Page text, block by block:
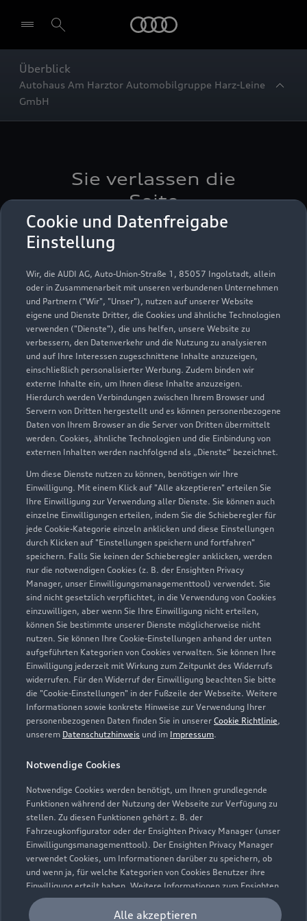
Cookie und Datenfreigabe
Einstellung
Wir, die AUDI AG, Auto-Union-Straße 1, 85057 Ingolstadt, allein
oder in Zusammenarbeit mit unseren verbundenen Unternehmen
und Partnern ("Wir", "Unser"), nutzen auf unserer Website
eigene und Dienste Dritter, die Cookies und ähnliche Technologien
verwenden ("Dienste"), die uns helfen, unsere Website zu
verbessern, den Datenverkehr und die Nutzung zu analysieren
und auf Ihre Interessen zugeschnittene Inhalte anzuzeigen,
einschließlich personalisierter Werbung. Zudem binden wir
externe Inhalte ein, um Ihnen diese Inhalte anzuzeigen.
Hierdurch werden Verbindungen zwischen Ihrem Browser und
Servern von Dritten hergestellt und es können personenbezogene
Daten von Ihrem Browser an die Server von Dritten übermittelt
werden. Cookies, ähnliche Technologien und die Einbindung von
externen Inhalten werden nachfolgend als „Dienste“ bezeichnet.
Um diese Dienste nutzen zu können, benötigen wir Ihre
Einwilligung. Mit einem Klick auf "Alle akzeptieren" erteilen Sie
Ihre Einwilligung zur Verwendung aller Dienste. Sie können auch
einzelne Einwilligungen erteilen, indem Sie die Schieberegler für
jede Cookie-Kategorie einzeln anklicken und diese Einstellungen
durch Klicken auf "Einstellungen speichern und fortfahren"
speichern. Falls Sie keinen der Schieberegler anklicken, werden
nur die notwendigen Cookies (z. B. der Ensighten Privacy
Manager, unser Einwilligungsmanagementtool) verwendet. Sie
sind nicht gesetzlich verpflichtet, in die Verwendung von Cookies
einzuwilligen, aber wenn Sie Ihre Einwilligung nicht erteilen,
können Sie bestimmte unserer Dienste möglicherweise nicht
nutzen. Sie können Ihre Cookie-Einstellungen anhand der unten
aufgeführten Kategorien von Cookies verwalten. Sie können Ihre
Einwilligung jederzeit mit Wirkung zum Zeitpunkt des Widerrufs
widerrufen. Für den Widerruf der Einwilligung beachten Sie bitte
die "Cookie-Einstellungen" in der Fußzeile der Webseite. Weitere
Informationen sowie konkrete Hinweise zur Verwendung Ihrer
personenbezogenen Daten finden Sie in unserer Cookie Richtlinie,
unserem Datenschutzhinweis und im Impressum.
Notwendige Cookies
Notwendige Cookies werden benötigt, um Ihnen grundlegende
Funktionen während der Nutzung der Webseite zur Verfügung zu
stellen. Zu diesen Funktionen gehört z. B. der
Fahrzeugkonfigurator oder der Ensighten Privacy Manager (unser
Einwilligungsmanagementtool). Der Ensighten Privacy Manager
verwendet Cookies, um Informationen darüber zu speichern, ob
und wenn ja, für welche Kategorien von Cookies Benutzer ihre
Einwilligung erteilt haben. Weitere Informationen zum Ensighten
Privacy Manager, sowie zu Ihren Rechten als betroffene Person
können Sie in unserer
Cookie Richtlinienachlesen.
Alle akzeptieren
Überblick
Autohaus Am Harztor Automobilgruppe Harz-Leine
GmbH
Sie verlassen die
Seite
Wenn Sie auf diesen Link gehen, verlassen Sie die
Seite der AUDI AG. Die AUDI AG macht sich die
durch Links erreichbaren Seiten Dritter nicht zu
eigen und ist für deren Inhalte nicht
verantwortlich. Die AUDI AG hat keinen Einfluss
darauf, welche Daten auf dieser Seite von Ihnen
erhoben, gespeichert oder verarbeitet werden.
Nähere Informationen können Sie hierzu in der
Datenschutzerklärung des Anbieters der externen
Website finden.
Weiter
Zurück nach oben
Modelle
Alle Modelle
Modelle vergleichen
Elektromodelle
Plug-in-Hybride
Kaufen & leasen
Neuwagensuche
Gebrauchtwagensuche
Gebrauchtwagen
Finanzierung
Aktionen & Angebote
Geschäftskunden
Service & Zubehör
Saisonale Angebote
Audi Services
myAudi
Support
Kundenservice
Händlersuche
Audi Code
Häufige Fragen (FAQ)
Audi Online Beratung
Online-Terminvereinbarung
Servicekontakt
Über Audi
Unternehmen
Karriere
Investor Relations
Presse & Media Center
Datenschutz
Audi erleben
© 2026 AUDI AG. Alle Rechte vorbehalten
Impressum Rechtliches
Hinweisgebersystem
Datenschutzinformation
Cookie-Einstellungen
Cookie-Richtlinie